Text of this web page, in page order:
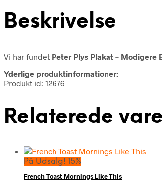
Beskrivelse
Vi har fundet Peter Plys Plakat – Modigere
Yderlige produktinformationer:
Produkt id: 12676
Relaterede
På Udsalg! 15%
French Toast Mornings Like This